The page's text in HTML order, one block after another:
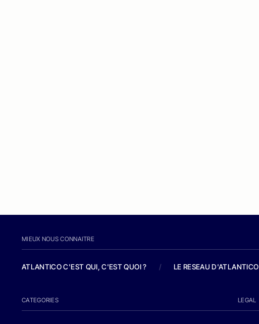
MIEUX NOUS CONNAITRE
ATLANTICO C'EST QUI, C'EST QUOI ? / LE RESEAU D'ATLANTICO
CATEGORIES LEGAL